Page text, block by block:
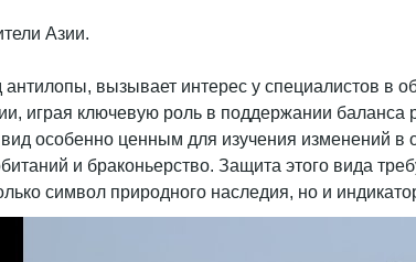
вызывает интерес у специалистов в
играя ключевую роль в поддержании баланса
особенно ценным для изучения изменений
и браконьерство. Защита этого вида
символ природного наследия, но и